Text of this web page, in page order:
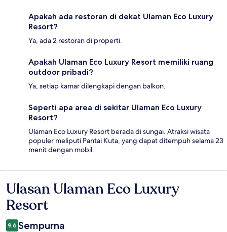
Apakah ada restoran di dekat Ulaman Eco Luxury
Resort?
Ya, ada 2 restoran di properti.
Apakah Ulaman Eco Luxury Resort memiliki ruang
outdoor pribadi?
Ya, setiap kamar dilengkapi dengan balkon.
Seperti apa area di sekitar Ulaman Eco Luxury
Resort?
Ulaman Eco Luxury Resort berada di sungai. Atraksi wisata
populer meliputi Pantai Kuta, yang dapat ditempuh selama 23
menit dengan mobil.
Ulasan
Ulasan Ulaman Eco Luxury
Resort
9,6 Sempurna